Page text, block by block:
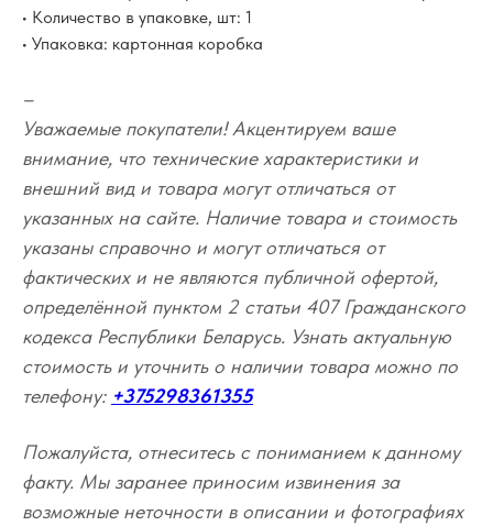
• Количество в упаковке, шт: 1
• Упаковка: картонная коробка
–
Уважаемые покупатели! Акцентируем ваше
внимание, что технические характеристики и
внешний вид и товара могут отличаться от
указанных на сайте. Наличие товара и стоимость
указаны справочно и могут отличаться от
фактических и не являются публичной офертой,
определённой пунктом 2 статьи 407 Гражданского
кодекса Республики Беларусь. Узнать актуальную
стоимость и уточнить о наличии товара можно по
телефону: +375298361355
Пожалуйста, отнеситесь с пониманием к данному
факту. Мы заранее приносим извинения за
возможные неточности в описании и фотографиях